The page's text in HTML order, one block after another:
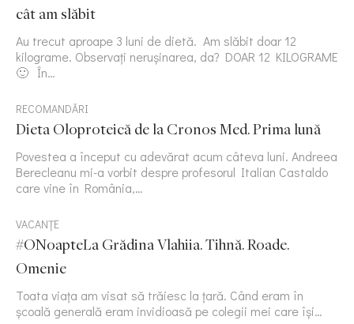
cât am slăbit
Au trecut aproape 3 luni de dietă. Am slăbit doar 12
kilograme. Observați nerușinarea, da? DOAR 12 KILOGRAME
🙂 În…
RECOMANDĂRI
Dieta Oloproteică de la Cronos Med. Prima lună
Povestea a început cu adevărat acum câteva luni. Andreea
Berecleanu mi-a vorbit despre profesorul Italian Castaldo
care vine în România,…
VACANȚE
#ONoapteLa Grădina Vlahiia. Tihnă. Roade.
Omenie
Toata viața am visat să trăiesc la țară. Când eram în
școală generală eram invidioasă pe colegii mei care își…